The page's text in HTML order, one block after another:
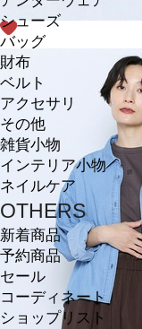
シューズ
バッグ
財布
ベルト
アクセサリ
その他
雑貨小物
インテリア小物
ネイルケア
OTHERS
新着商品
予約商品
セール
コーディネート
ショップリスト